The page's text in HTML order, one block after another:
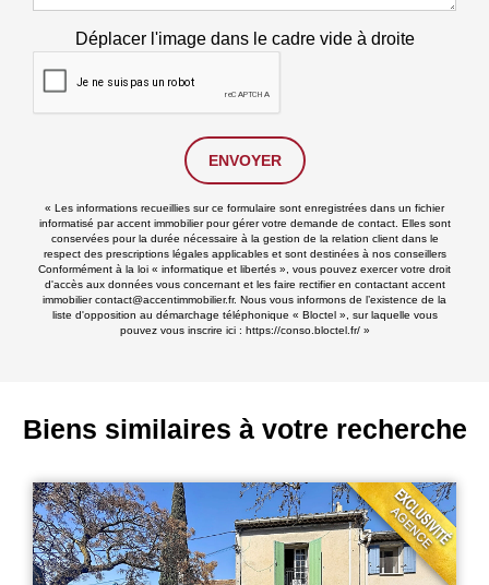
Déplacer l'image dans le cadre vide à droite
ENVOYER
« Les informations recueillies sur ce formulaire sont enregistrées dans un fichier
informatisé par accent immobilier pour gérer votre demande de contact. Elles sont
conservées pour la durée nécessaire à la gestion de la relation client dans le
respect des prescriptions légales applicables et sont destinées à nos conseillers
Conformément à la loi « informatique et libertés », vous pouvez exercer votre droit
d'accès aux données vous concernant et les faire rectifier en contactant accent
immobilier contact@accentimmobilier.fr. Nous vous informons de l’existence de la
liste d'opposition au démarchage téléphonique « Bloctel », sur laquelle vous
pouvez vous inscrire ici : https://conso.bloctel.fr/»
Biens similaires à votre recherche